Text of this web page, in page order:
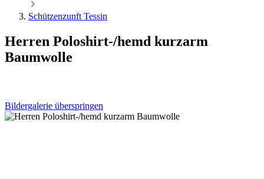
Schützenzunft Tessin
Herren Poloshirt-/hemd kurzarm
Baumwolle
Bildergalerie überspringen